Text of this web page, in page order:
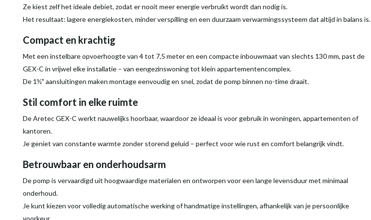
Ze kiest zelf het ideale debiet, zodat er nooit meer energie verbruikt wordt dan nodig is.
Het resultaat: lagere energiekosten, minder verspilling en een duurzaam verwarmingssysteem dat altijd in balans is.
Compact en krachtig
Met een instelbare opvoerhoogte van 4 tot 7,5 meter en een compacte inbouwmaat van slechts 130 mm, past de
GEX-C in vrijwel elke installatie – van eengezinswoning tot klein appartementencomplex.
De 1½" aansluitingen maken montage eenvoudig en snel, zodat de pomp binnen no-time draait.
Stil comfort in elke ruimte
De Aretec GEX-C werkt nauwelijks hoorbaar, waardoor ze ideaal is voor gebruik in woningen, appartementen of
kantoren.
Je geniet van constante warmte zonder storend geluid – perfect voor wie rust en comfort belangrijk vindt.
Betrouwbaar en onderhoudsarm
De pomp is vervaardigd uit hoogwaardige materialen en ontworpen voor een lange levensduur met minimaal
onderhoud.
Je kunt kiezen voor volledig automatische werking of handmatige instellingen, afhankelijk van je persoonlijke
voorkeur.